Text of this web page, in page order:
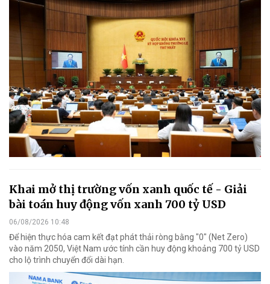
Khai mở thị trường vốn xanh quốc tế - Giải
bài toán huy động vốn xanh 700 tỷ USD
06/08/2026 10:48
Để hiện thực hóa cam kết đạt phát thải ròng bằng "0" (Net Zero)
vào năm 2050, Việt Nam ước tính cần huy động khoảng 700 tỷ USD
cho lộ trình chuyển đổi dài hạn.